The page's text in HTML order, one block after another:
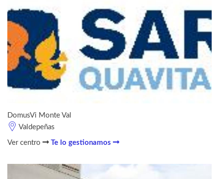
DomusVi Monte Val
Valdepeñas
Ver centro Te lo gestionamos